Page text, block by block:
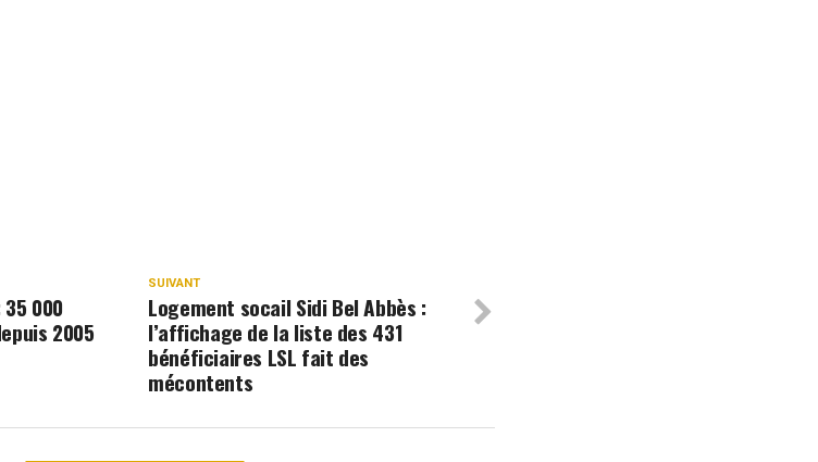
SUIVANT
Logement socail Sidi Bel Abbès :
l’affichage de la liste des 431
bénéficiaires LSL fait des
mécontents
35 000
2005